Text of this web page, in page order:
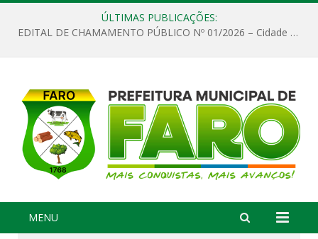
ÚLTIMAS PUBLICAÇÕES:
EDITAL DE CHAMAMENTO PÚBLICO Nº 01/2026 – Cidade de Faro
MENU